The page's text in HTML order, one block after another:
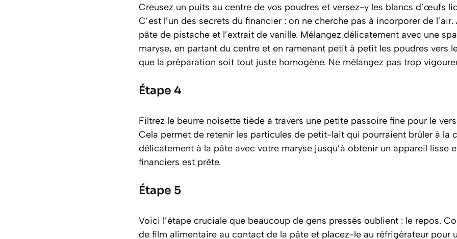
Creusez un puits au centre de vos poudres et versez-y les blancs d’œufs
C’est l’un des secrets du financier : on ne cherche pas à incorporer de
pâte de pistache et l’extrait de vanille. Mélangez délicatement avec une
maryse, en partant du centre et en ramenant petit à petit les poudres vers
que la préparation soit tout juste homogène. Ne mélangez pas trop
Étape 4
Filtrez le beurre noisette tiède à travers une petite passoire fine pour le
Cela permet de retenir les particules de petit-lait qui pourraient brûler à la
délicatement à la pâte avec votre maryse jusqu’à obtenir un appareil lisse
financiers est prête.
Étape 5
Voici l’étape cruciale que beaucoup de gens pressés oublient : le repos.
de film alimentaire au contact de la pâte et placez-le au réfrigérateur pour